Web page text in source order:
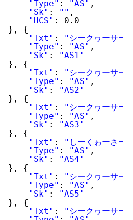
"Type" : "AS" ,
"Sk" : "" ,
"HCS" : 0.0
}, {
"Txt" :
"シークヮーサー
"Type" : "AS" ,
"Sk" :
"AS1"
}, {
"Txt" :
"シークヮーサー
"Type" : "AS" ,
"Sk" :
"AS2"
}, {
"Txt" :
"シークヮーサー
"Type" : "AS" ,
"Sk" :
"AS3"
}, {
"Txt" : "しーくゎーさー"
"Type" : "AS" ,
"Sk" :
"AS4"
}, {
"Txt" :
"シークヮーサー
"Type" : "AS" ,
"Sk" :
"AS5"
}, {
"Txt" :
"シークヮーサー